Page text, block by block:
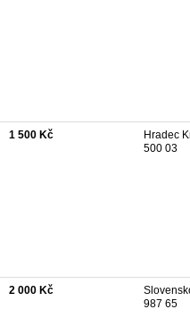
1 500 Kč
Hradec
500 03
2 000 Kč
987 65